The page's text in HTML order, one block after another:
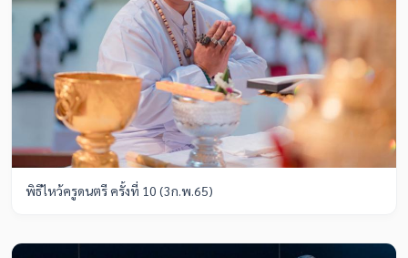
พิธีไหว้ครูดนตรี ครั้งที่ 10 (3ก.พ.65)